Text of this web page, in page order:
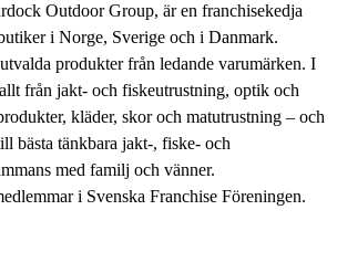
Outdoor Group, är en franchisekedja
i Norge, Sverige och i Danmark.
produkter från ledande varumärken. I
från jakt- och fiskeutrustning, optik och
kläder, skor och matutrustning – och
bästa tänkbara jakt-, fiske- och
med familj och vänner.
i Svenska Franchise Föreningen.